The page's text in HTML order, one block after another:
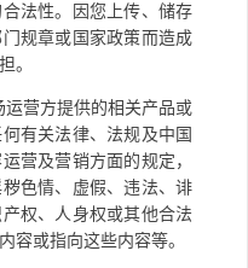
法性。因您上传、储存
规章或国家政策而造成
。
营方提供的相关产品或
有关法律、法规及中国
营及营销方面的规定，
色情、虚假、违法、诽
权、人身权或其他合法
容或指向这些内容等。